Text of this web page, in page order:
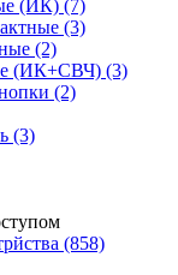
(ИК) (7)
(3)
(2)
(ИК+СВЧ) (3)
(2)
(3)
(858)